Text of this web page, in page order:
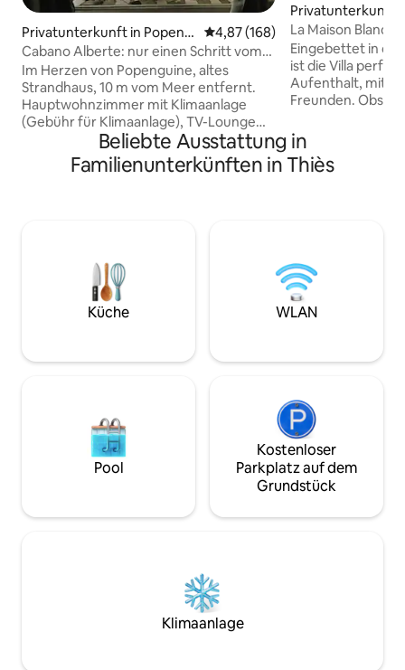
Privatunterkunft in Popeng
uine
Durchschnittliche Bewertung:
4,87 (168)
Cabano Alberte: nur einen Schritt vom
Meer entfernt
Im Herzen von Popenguine, altes
Strandhaus, 10 m vom Meer entfernt.
Hauptwohnzimmer mit Klimaanlage
(Gebühr für Klimaanlage), TV-Lounge
mit direktem Zugang zur Terrasse mit
Blick auf das Meer, Außendusche,
Wäscheleine; 2 Schlafzimmer (4
Dienstleistungen von Jean
(Hausmeister) und Thérèse:
Haushaltsführung (ohne Wäsche),
Zubereitung von Mahlzeiten (du
Privatunterkunft
u
La Maison
moderne Villa
Eingebettet in
ist die Villa
Aufenthalt, mit
Freunden.
Ideal gelegen
Somone, bietet
authentisches
(Land/Meer),
Golf, Tierparks,
Beliebte Ausstattung in
Familienunterkünften in Thiès
Küche WLAN
Pool
Kostenloser
Parkplatz auf dem
Grundstück
Klimaanlage